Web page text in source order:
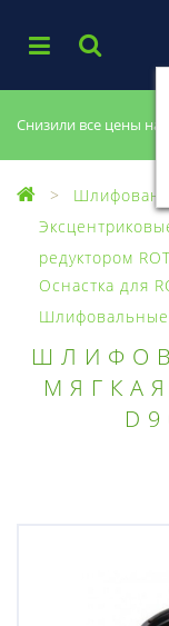
Снизили все цены на
редуктором
Оснастка для
Шлифовальные
МЯГКАЯ